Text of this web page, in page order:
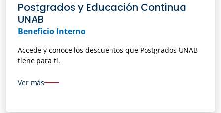
Postgrados y Educación Continua
UNAB
Beneficio Interno
Accede y conoce los descuentos que Postgrados UNAB
tiene para ti.
Ver más